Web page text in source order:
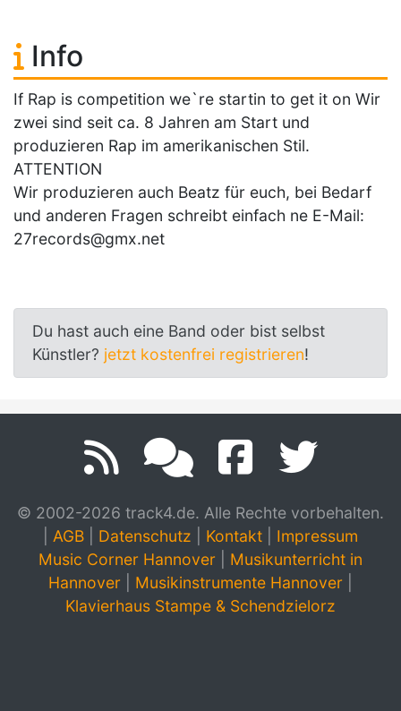
Info
If Rap is competition we`re startin to get it on Wir
zwei sind seit ca. 8 Jahren am Start und
produzieren Rap im amerikanischen Stil.
ATTENTION
Wir produzieren auch Beatz für euch, bei Bedarf
und anderen Fragen schreibt einfach ne E-Mail:
27records@gmx.net
Du hast auch eine Band oder bist selbst
Künstler? jetzt kostenfrei registrieren!
© 2002-2026 track4.de. Alle Rechte vorbehalten.
AGB Datenschutz Kontakt
Impressum
Music Corner Hannover
Musikunterricht in
Hannover
Musikinstrumente Hannover
Klavierhaus Stampe & Schendzielorz